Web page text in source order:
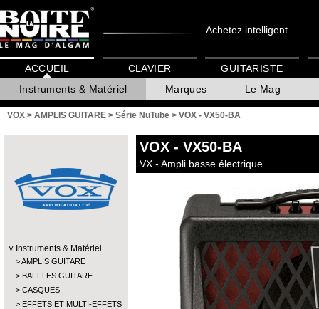
Achetez intelligent...
ACCUEIL
Instruments & Matériel
Marques Le Mag
CLAVIER GUITARISTE
VOX > AMPLIS GUITARE > Série NuTube > VOX - VX50-BA
Instruments & Matériel
AMPLIS GUITARE
BAFFLES GUITARE
CASQUES
EFFETS ET MULTI-EFFETS
VOX - VX50-BA
VX - Ampli basse électrique